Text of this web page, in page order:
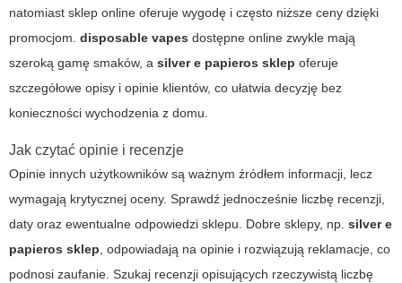
natomiast sklep online oferuje wygodę i często niższe ceny dzięki
promocjom. disposable vapes dostępne online zwykle mają
szeroką gamę smaków, a silver e papieros sklep oferuje
szczegółowe opisy i opinie klientów, co ułatwia decyzję bez
konieczności wychodzenia z domu.
Jak czytać opinie i recenzje
Opinie innych użytkowników są ważnym źródłem informacji, lecz
wymagają krytycznej oceny. Sprawdź jednocześnie liczbę recenzji,
daty oraz ewentualne odpowiedzi sklepu. Dobre sklepy, np. silver e
papieros sklep, odpowiadają na opinie i rozwiązują reklamacje, co
podnosi zaufanie. Szukaj recenzji opisujących rzeczywistą liczbę